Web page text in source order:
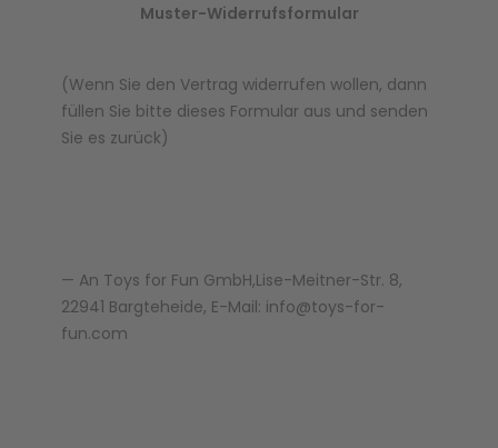
Muster-Widerrufsformular
(Wenn Sie den Vertrag widerrufen wollen, dann
füllen Sie bitte dieses Formular aus und senden
Sie es zurück)
— An Toys for Fun GmbH,Lise-Meitner-Str. 8,
22941 Bargteheide, E-Mail: info@toys-for-
fun.com